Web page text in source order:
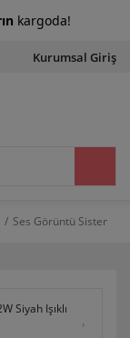
Kurumsal Giriş
Ses Görüntü Sistemleri